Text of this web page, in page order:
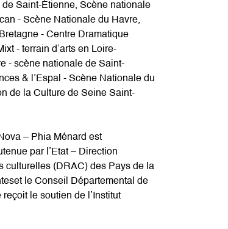
Saint-Étienne, Scène nationale
- Scène Nationale du Havre,
- Centre Dramatique
- terrain d’arts en Loire-
- scène nationale de Saint-
& l’Espal - Scène Nationale du
de la Culture de Seine Saint-
– Phia Ménard est
par l’Etat – Direction
culturelles (DRAC) des Pays de la
le Conseil Départemental de
le soutien de l’Institut